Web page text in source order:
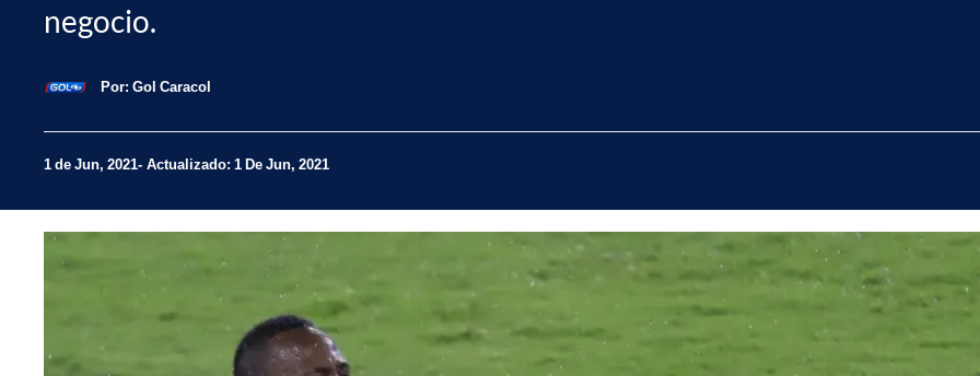
negocio.
Por: Gol Caracol
1 de Jun, 2021 Actualizado: 1 De Jun, 2021